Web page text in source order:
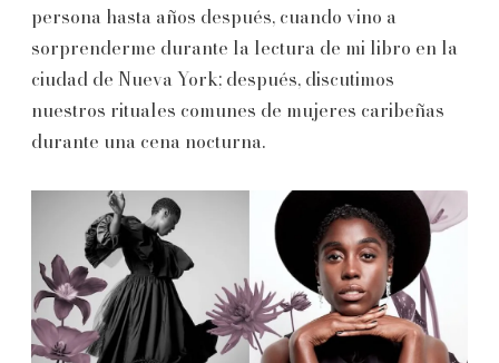
persona hasta años después, cuando vino a
sorprenderme durante la lectura de mi libro en la
ciudad de Nueva York; después, discutimos
nuestros rituales comunes de mujeres caribeñas
durante una cena nocturna.